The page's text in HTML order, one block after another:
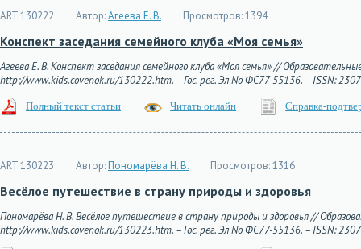
ART 130222 Автор:Агеева Е. В. Просмотров:1394
Конспект заседания семейного клуба «Моя семья»
Агеева Е. В. Конспект заседания семейного клуба «Моя семья» //
http://www.kids.covenok.ru/130222.htm. – Гос. рег. Эл No ФС77-55136. – ISSN:
Полный текст статьи Читать онлайн Справка-
ART 130223 Автор:Пономарёва Н. В. Просмотров:1316
Весёлое путешествие в страну природы и здоровья
Пономарёва Н. В. Весёлое путешествие в страну природы и здоровья //
http://www.kids.covenok.ru/130223.htm. – Гос. рег. Эл No ФС77-55136. – ISSN: